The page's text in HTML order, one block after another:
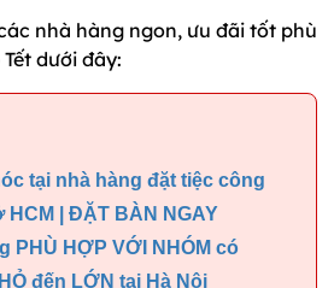
nhà hàng ngon, ưu đãi tốt phù
dưới đây:
tại nhà hàng đặt tiệc công
| ĐẶT BÀN NGAY
PHÙ HỢP VỚI NHÓM có
đến LỚN tại Hà Nội